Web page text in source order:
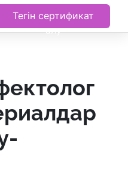
Тегін сертификат
алу